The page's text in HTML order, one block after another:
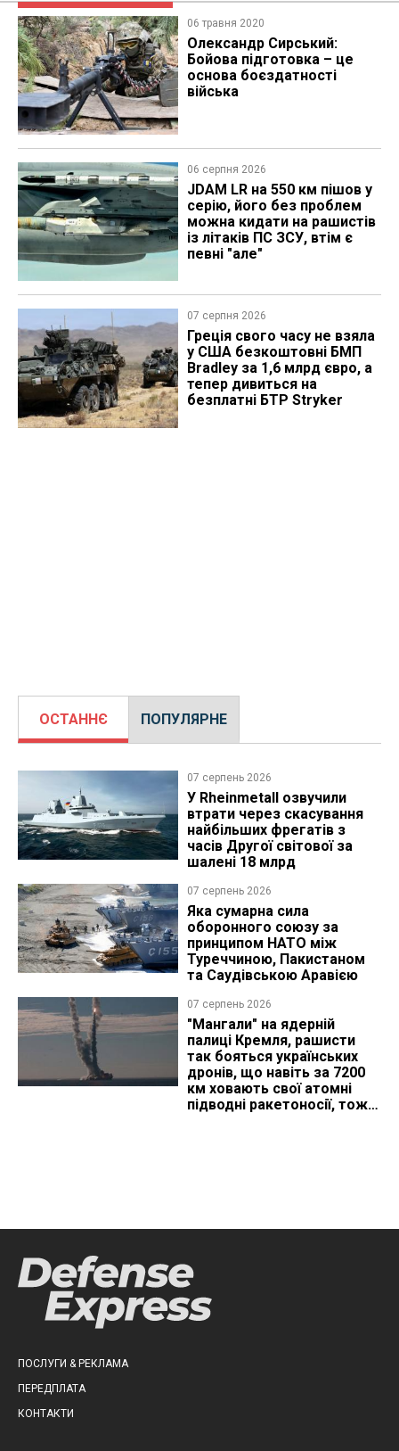
06 травня 2020
Олександр Сирський:
Бойова підготовка – це
основа боєздатності
війська
06 серпня 2026
JDAM LR на 550 км пішов у
серію, його без проблем
можна кидати на рашистів
із літаків ПС ЗСУ, втім є
певні "але"
07 серпня 2026
Греція свого часу не взяла
у США безкоштовні БМП
Bradley за 1,6 млрд євро, а
тепер дивиться на
безплатні БТР Stryker
ОСТАННЄ ПОПУЛЯРНЕ
07 серпень 2026
У Rheinmetall озвучили
втрати через скасування
найбільших фрегатів з
часів Другої світової за
шалені 18 млрд
07 серпень 2026
Яка сумарна сила
оборонного союзу за
принципом НАТО між
Туреччиною, Пакистаном
та Саудівською Аравією
07 серпень 2026
"Мангали" на ядерній
палиці Кремля, рашисти
так бояться українських
дронів, що навіть за 7200
км ховають свої атомні
підводні ракетоносії, тож
ПОСЛУГИ & РЕКЛАМА
ПЕРЕДПЛАТА
КОНТАКТИ